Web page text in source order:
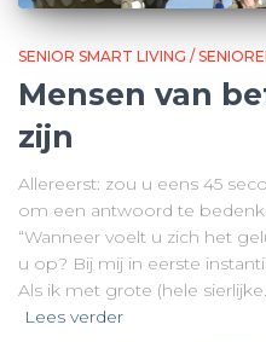
SENIOR SMART LIVING /
Mensen van
zijn
Allereerst: zou u eens 45
om een antwoord te
“Wanneer voelt u zich het
u op? Bij mij in eerste
Als ik met grote (hele
Lees verder